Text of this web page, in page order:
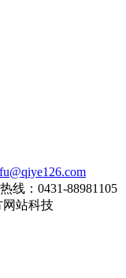
线：0431-88981105
网站科技